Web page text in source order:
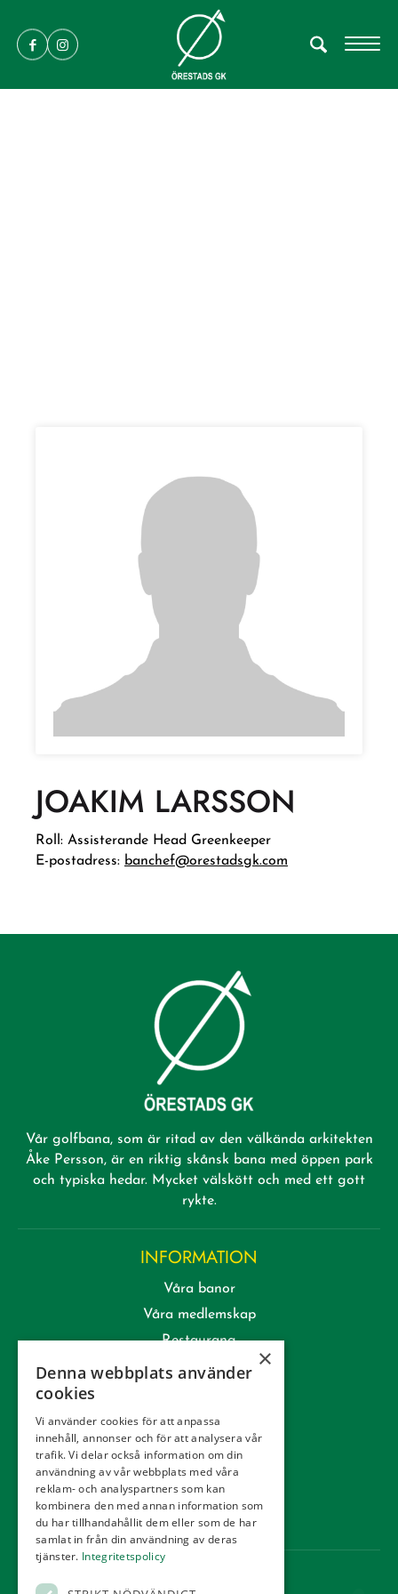
JOAKIM LARSSON
Roll: Assisterande Head Greenkeeper
E-postadress: banchef@orestadsgk.com
Vår golfbana, som är ritad av den välkända arkitekten
Åke Persson, är en riktig skånsk bana med öppen park
och typiska hedar. Mycket välskött och med ett gott
rykte.
INFORMATION
Våra banor
Våra medlemskap
Restaurang
Lektioner & Träning
Kommittéer
Kontakt
Tävling
Integritetspolicy
Webbshop
×
Denna webbplats använder
cookies
Vi använder cookies för att anpassa
innehåll, annonser och för att analysera vår
trafik. Vi delar också information om din
användning av vår webbplats med våra
reklam- och analyspartners som kan
kombinera den med annan information som
du har tillhandahållit dem eller som de har
samlat in från din användning av deras
tjänster. Integritetspolicy